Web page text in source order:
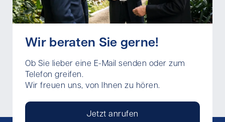
Wir beraten Sie gerne!
Ob Sie lieber eine E-Mail senden oder zum
Telefon greifen.
Wir freuen uns, von Ihnen zu hören.
Jetzt anrufen